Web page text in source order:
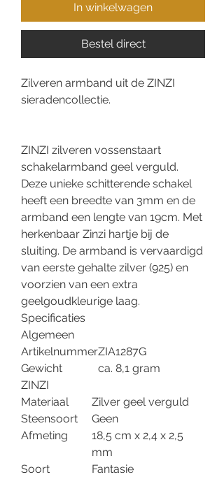
In winkelwagen
Bestel direct
Zilveren armband uit de ZINZI
sieradencollectie.
ZINZI zilveren vossenstaart
schakelarmband geel verguld.
Deze unieke schitterende schakel
heeft een breedte van 3mm en de
armband een lengte van 19cm. Met
herkenbaar Zinzi hartje bij de
sluiting. De armband is vervaardigd
van eerste gehalte zilver (925) en
voorzien van een extra
geelgoudkleurige laag.
Specificaties
Algemeen
ArtikelnummerZIA1287G
Gewicht
ca. 8,1 gram
ZINZI
Materiaal
Zilver geel verguld
Steensoort
Geen
Afmeting
18,5 cm x 2,4 x 2,5
mm
Soort
Fantasie